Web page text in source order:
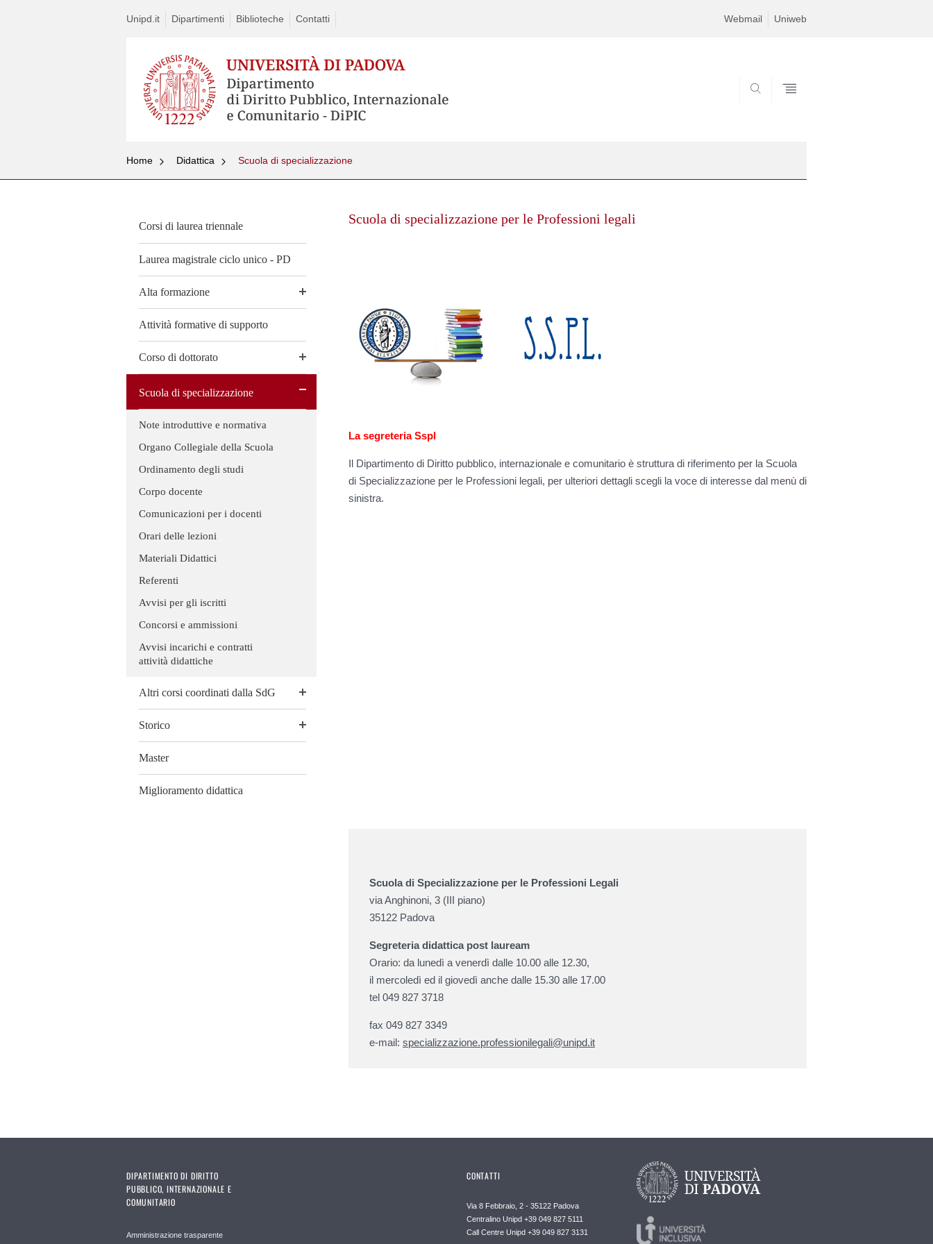
Unipd.it Dipartimenti Biblioteche Contatti Webmail Uniweb
Home Didattica Scuola di specializzazione
Corsi di laurea triennale
Laurea magistrale ciclo unico - PD
Alta formazione
Attività formative di supporto
Corso di dottorato
Scuola di specializzazione
Note introduttive e normativa
Organo Collegiale della Scuola
Ordinamento degli studi
Corpo docente
Comunicazioni per i docenti
Orari delle lezioni
Materiali Didattici
Referenti
Avvisi per gli iscritti
Concorsi e ammissioni
Avvisi incarichi e contratti
attività didattiche
Altri corsi coordinati dalla SdG
Storico
Master
Miglioramento didattica
Scuola di specializzazione per le Professioni legali
La segreteria Sspl
Il Dipartimento di Diritto pubblico, internazionale e comunitario è struttura di riferimento per la Scuola
di Specializzazione per le Professioni legali, per ulteriori dettagli scegli la voce di interesse dal menù di
sinistra.
Scuola di Specializzazione per le Professioni Legali
via Anghinoni, 3 (III piano)
35122 Padova
Segreteria didattica post lauream
Orario: da lunedì a venerdì dalle 10.00 alle 12.30,
il mercoledì ed il giovedì anche dalle 15.30 alle 17.00
tel 049 827 3718
fax 049 827 3349
e-mail: specializzazione.professionilegali@unipd.it
DIPARTIMENTO DI DIRITTO
PUBBLICO, INTERNAZIONALE E
COMUNITARIO
Amministrazione trasparente
CONTATTI
Via 8 Febbraio, 2 - 35122 Padova
Centralino Unipd +39 049 827 5111
Call Centre Unipd +39 049 827 3131